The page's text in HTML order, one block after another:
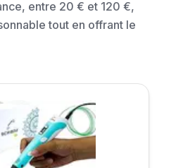
entre 20 € et 120 €,
tout en offrant le